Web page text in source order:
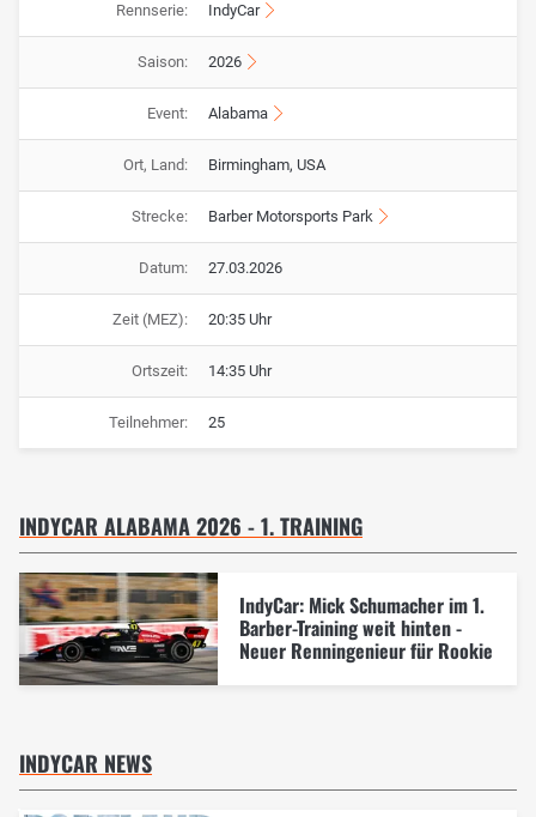
Rennserie: IndyCar
Saison: 2026
Event: Alabama
Ort, Land: Birmingham, USA
Strecke: Barber Motorsports Park
Datum: 27.03.2026
Zeit (MEZ): 20:35 Uhr
Ortszeit: 14:35 Uhr
Teilnehmer: 25
INDYCAR ALABAMA 2026 - 1. TRAINING
IndyCar: Mick Schumacher im 1.
Barber-Training weit hinten -
Neuer Renningenieur für Rookie
INDYCAR NEWS